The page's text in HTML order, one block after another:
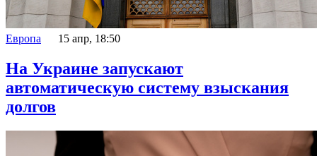
Европа 15 апр, 18:50
На Украине запускают
автоматическую систему взыскания
долгов